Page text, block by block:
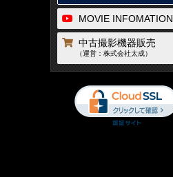
MOVIE INFOMATION
中古撮影機器販売
（運営：株式会社太成）